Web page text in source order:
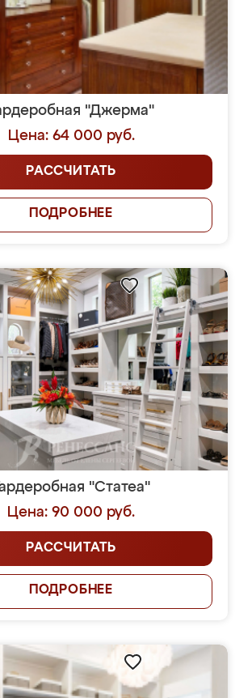
"Джерма"
Цена: 64 000 руб.
РАССЧИТАТЬ
ПОДРОБНЕЕ
"Статеа"
Цена: 90 000 руб.
РАССЧИТАТЬ
ПОДРОБНЕЕ